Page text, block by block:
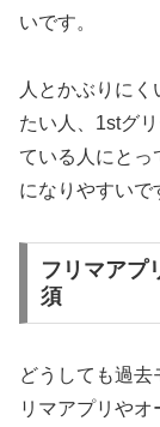
いです。
人とかぶりに
たい人、1stグ
ている人にと
になりやすいで
フリマアプ
須
どうしても過
リマアプリや